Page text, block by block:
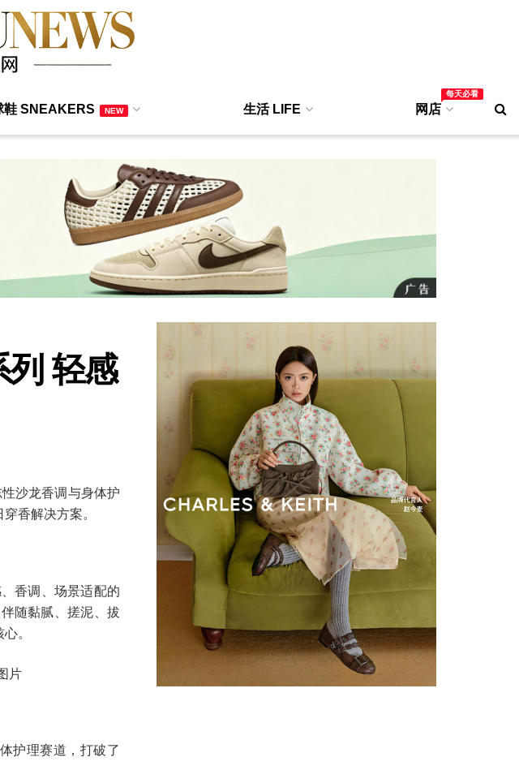
鞋 SNEAKERS NEW 生活 LIFE 网店
每天必看
轻感
沙龙香调与身体护
香解决方案。
香调、场景适配的
随黏腻、搓泥、拔
。
护理赛道，打破了